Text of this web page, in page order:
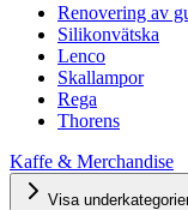
Renovering av
Silikonvätska
Lenco
Skallampor
Rega
Thorens
Kaffe & Merchandise
Visa